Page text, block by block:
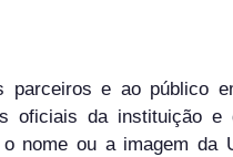
parceiros e ao público
oficiais da instituição e
nome ou a imagem da